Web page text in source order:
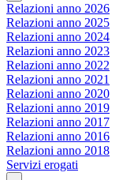
Relazioni anno 2026
Relazioni anno 2025
Relazioni anno 2024
Relazioni anno 2023
Relazioni anno 2022
Relazioni anno 2021
Relazioni anno 2020
Relazioni anno 2019
Relazioni anno 2017
Relazioni anno 2016
Relazioni anno 2018
Servizi erogati